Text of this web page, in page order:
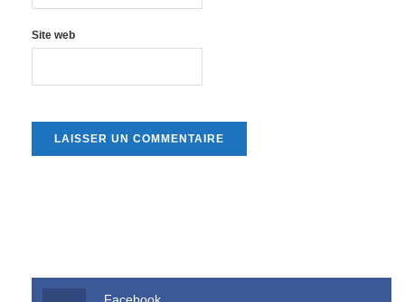
Site web
Facebook